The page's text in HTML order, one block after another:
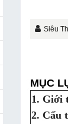
Siêu
MỤC
1. Giới
2. Cấu